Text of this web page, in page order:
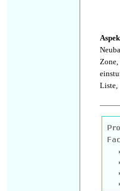
Zone,
Liste,